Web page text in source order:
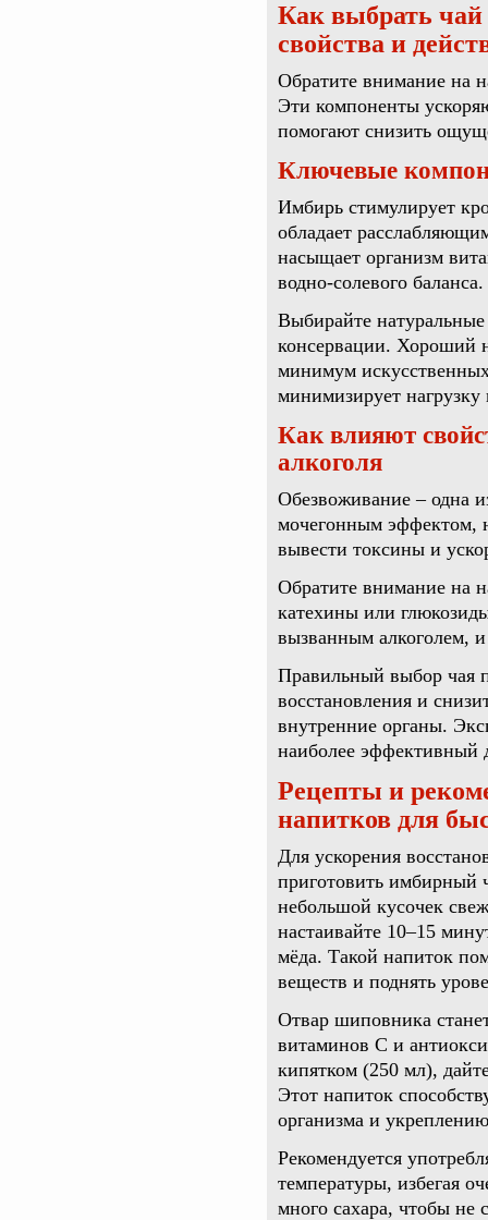
Как выбрать чай
свойства и
Обратите внимание на
Эти компоненты
помогают снизить
Ключевые
Имбирь стимулирует
обладает
насыщает организм
водно-солевого баланса.
Выбирайте
консервации. Хороший
минимум
минимизирует нагрузку
Как влияют
алкоголя
Обезвоживание – одна
мочегонным эффектом,
вывести токсины и
Обратите внимание на
катехины или
вызванным алкоголем,
Правильный выбор чая
восстановления и
внутренние органы.
наиболее эффективный
Рецепты и
напитков для
Для ускорения
приготовить имбирный
небольшой кусочек
настаивайте 10–15
мёда. Такой напиток
веществ и поднять
Отвар шиповника
витаминов C и
кипятком (250 мл),
Этот напиток
организма и
Рекомендуется
температуры, избегая
много сахара, чтобы не